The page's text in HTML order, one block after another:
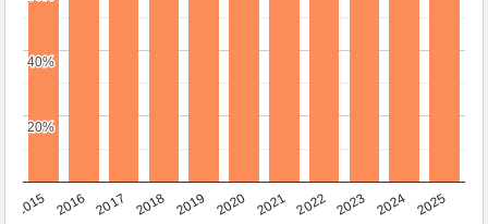
2015 2016 2017 2018 2019 2020 2021 2022 2023 2024 2025
20%
20%
40%
40%